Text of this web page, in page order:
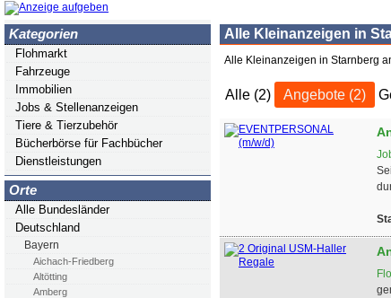
Kategorien
Flohmarkt
Fahrzeuge
Immobilien
Jobs & Stellenanzeigen
Tiere & Tierzubehör
Bücherbörse für Fachbücher
Dienstleistungen
Orte
Alle Bundesländer
Deutschland
Bayern
Aichach-Friedberg
Altötting
Amberg
Alle Kleinanzeigen in
Alle Kleinanzeigen in Starnberg
Alle (2) Angebote (2)